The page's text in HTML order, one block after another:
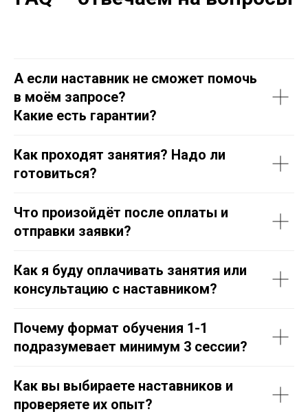
А если наставник не сможет помочь
в моём запросе?
Какие есть гарантии?
Как проходят занятия? Надо ли
готовиться?
Что произойдёт после оплаты и
отправки заявки?
Как я буду оплачивать занятия или
консультацию с наставником?
Почему формат обучения 1-1
подразумевает минимум 3 сессии?
Как вы выбираете наставников и
проверяете их опыт?